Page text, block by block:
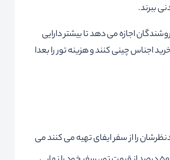
ببرند.
اجازه می دهد تا بیشتر دارایی
اجناس چینی کنند و هزینه تور را بعدا
را از سفر ایفای تهیه می کنند می